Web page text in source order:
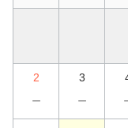
2
－
3
－